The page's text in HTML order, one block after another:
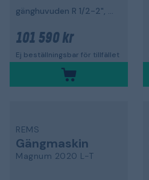
gänghuvuden R 1/2-2", 2100 W
101 590 kr
Ej beställningsbar för tillfället
REMS
Gängmaskin
Magnum 2020 L-T